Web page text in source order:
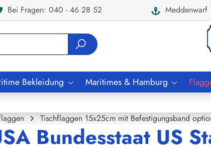
Bei Fragen: 040 - 46 28 52 Meddenwarf
Bekleidung Maritimes & Hamburg
Tischflaggen 15x25cm mit Befestigungsband
Bundesstaat US